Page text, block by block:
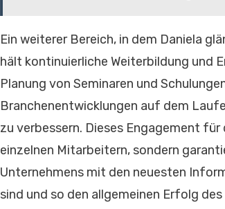
Ein weiterer Bereich, in dem Daniela
hält kontinuierliche Weiterbildung und
Planung von Seminaren und
Branchenentwicklungen auf dem
zu verbessern. Dieses Engagement
einzelnen Mitarbeitern, sondern
Unternehmens mit den neuesten
sind und so den allgemeinen Erfolg